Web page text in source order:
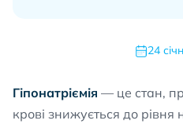
24
Гіпонатріємія — це стан,
крові знижується до